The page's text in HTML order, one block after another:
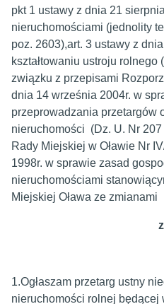
pkt 1 ustawy z dnia 21
nieruchomościami (jednolity
poz. 2603),art. 3 ustawy z
kształtowaniu ustroju rolnego
związku z przepisami
dnia 14 września 2004r. w
przeprowadzania przetargów
nieruchomości (Dz. U. Nr 207
Rady Miejskiej w Oławie Nr
1998r. w sprawie zasad
nieruchomościami
Miejskiej Oława ze zmianami
§
1.Ogłaszam przetarg ustny
nieruchomości rolnej będącej